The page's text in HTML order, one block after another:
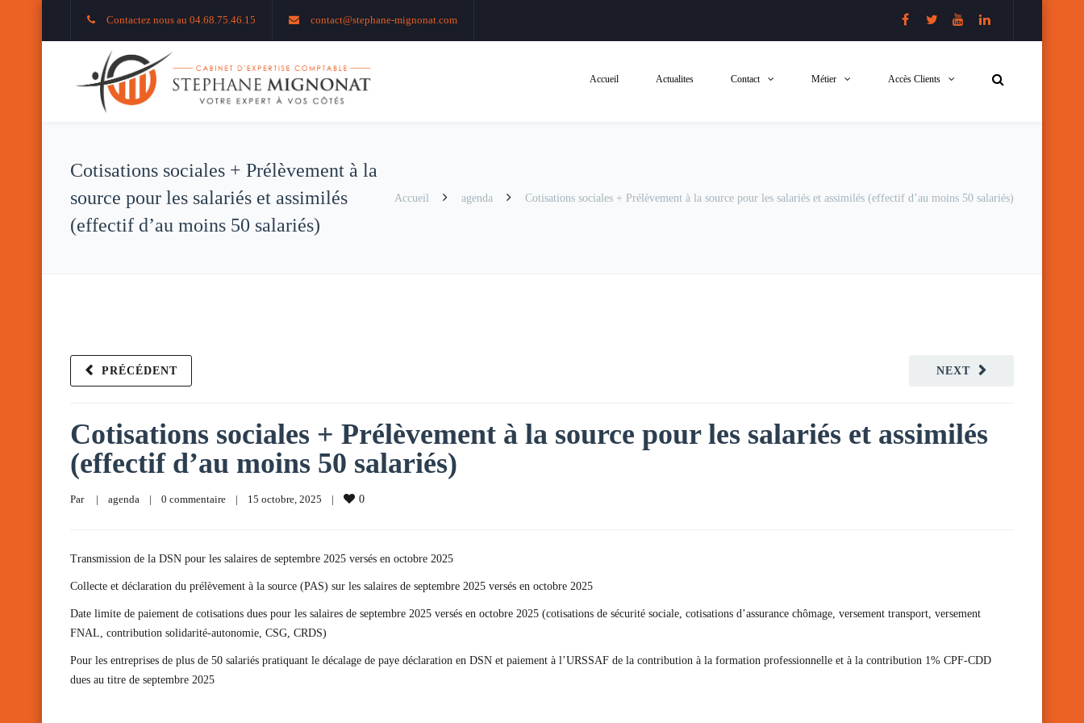
Contactez nous au 04.68.75.46.15 contact@stephane-mignonat.com
Accueil Actualites Contact Métier Accès Clients
Cotisations sociales + Prélèvement à la
source pour les salariés et assimilés
(effectif d’au moins 50 salariés)
Accueil agenda Cotisations sociales + Prélèvement à la source pour les salariés et assimilés (effectif d’au moins 50 salariés)
NEXT
PRÉCÉDENT
Cotisations sociales + Prélèvement à la source pour les salariés et assimilés
(effectif d’au moins 50 salariés)
Par | agenda | 0 commentaire | 15 octobre, 2025 | 0
Transmission de la DSN pour les salaires de septembre 2025 versés en octobre 2025
Collecte et déclaration du prélèvement à la source (PAS) sur les salaires de septembre 2025 versés en octobre 2025
Date limite de paiement de cotisations dues pour les salaires de septembre 2025 versés en octobre 2025 (cotisations de sécurité sociale, cotisations d’assurance chômage, versement transport, versement
FNAL, contribution solidarité-autonomie, CSG, CRDS)
Pour les entreprises de plus de 50 salariés pratiquant le décalage de paye déclaration en DSN et paiement à l’URSSAF de la contribution à la formation professionnelle et à la contribution 1% CPF-CDD
dues au titre de septembre 2025